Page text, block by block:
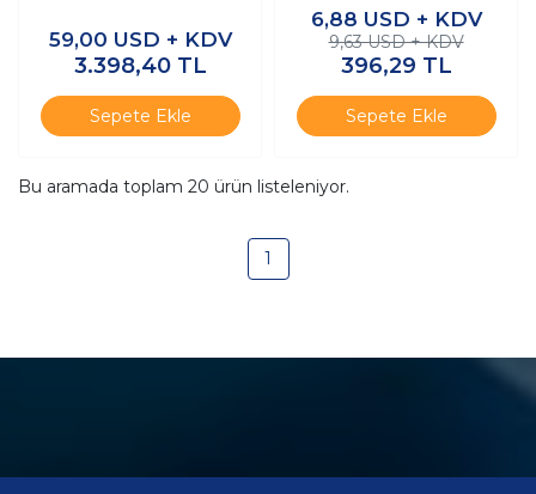
59,00 USD + KDV
3.398,40 TL
Sepete Ekle
6,88 USD + KDV
9,63 USD + KDV
396,29 TL
Sepete Ekle
Bu aramada toplam 20 ürün listeleniyor.
1